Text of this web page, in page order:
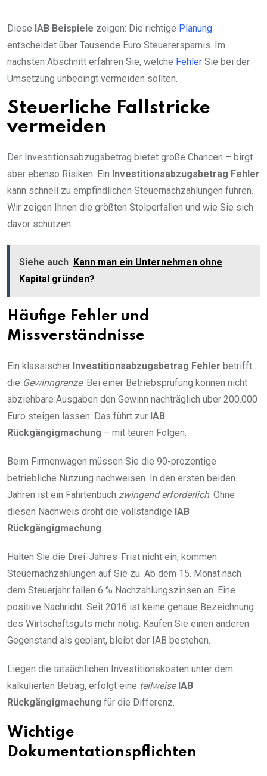
Diese IAB Beispiele zeigen: Die richtige Planung
entscheidet über Tausende Euro Steuerersparnis. Im
nächsten Abschnitt erfahren Sie, welche Fehler Sie bei der
Umsetzung unbedingt vermeiden sollten.
Steuerliche Fallstricke
vermeiden
Der Investitionsabzugsbetrag bietet große Chancen – birgt
aber ebenso Risiken. Ein Investitionsabzugsbetrag Fehler
kann schnell zu empfindlichen Steuernachzahlungen führen.
Wir zeigen Ihnen die größten Stolperfallen und wie Sie sich
davor schützen.
Siehe auch Kann man ein Unternehmen ohne
Kapital gründen?
Häufige Fehler und
Missverständnisse
Ein klassischer Investitionsabzugsbetrag Fehler betrifft
die Gewinngrenze. Bei einer Betriebsprüfung können nicht
abziehbare Ausgaben den Gewinn nachträglich über 200.000
Euro steigen lassen. Das führt zur IAB
Rückgängigmachung – mit teuren Folgen.
Beim Firmenwagen müssen Sie die 90-prozentige
betriebliche Nutzung nachweisen. In den ersten beiden
Jahren ist ein Fahrtenbuch zwingend erforderlich. Ohne
diesen Nachweis droht die vollständige IAB
Rückgängigmachung.
Halten Sie die Drei-Jahres-Frist nicht ein, kommen
Steuernachzahlungen auf Sie zu. Ab dem 15. Monat nach
dem Steuerjahr fallen 6 % Nachzahlungszinsen an. Eine
positive Nachricht: Seit 2016 ist keine genaue Bezeichnung
des Wirtschaftsguts mehr nötig. Kaufen Sie einen anderen
Gegenstand als geplant, bleibt der IAB bestehen.
Liegen die tatsächlichen Investitionskosten unter dem
kalkulierten Betrag, erfolgt eine teilweise IAB
Rückgängigmachung für die Differenz.
Wichtige
Dokumentationspflichten